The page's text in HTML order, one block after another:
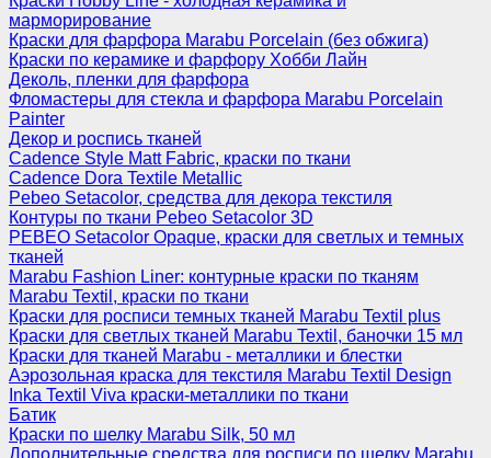
марморирование
Краски для фарфора Marabu Porcelain (без обжига)
Краски по керамике и фарфору Хобби Лайн
Деколь, пленки для фарфора
Фломастеры для стекла и фарфора Marabu Porcelain
Painter
Декор и роспись тканей
Cadence Style Matt Fabric, краски по ткани
Cadence Dora Textile Metallic
Pebeo Setacolor, средства для декора текстиля
Контуры по ткани Pebeo Setacolor 3D
PEBEO Setacolor Opaque, краски для светлых и темных
тканей
Marabu Fashion Liner: контурные краски по тканям
Marabu Textil, краски по ткани
Краски для росписи темных тканей Marabu Textil plus
Краски для светлых тканей Marabu Textil, баночки 15 мл
Краски для тканей Marabu - металлики и блестки
Аэрозольная краска для текстиля Marabu Textil Design
Inka Textil Viva краски-металлики по ткани
Батик
Краски по шелку Marabu Silk, 50 мл
Дополнительные средства для росписи по шелку Marabu